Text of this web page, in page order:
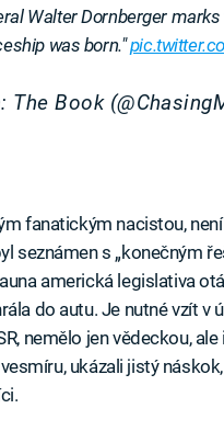
Walter Dornberger
was born."
The Book
fanatickým nacistou,
seznámen s „konečným
americká legislativa
do autu. Je nutné vzít v
nemělo jen vědeckou,
ukázali jistý